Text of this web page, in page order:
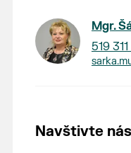
Mgr.
519
Navštivte nás